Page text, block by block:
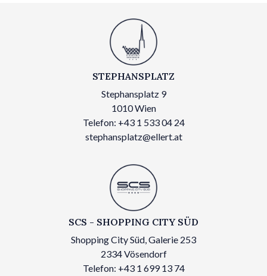
STEPHANSPLATZ
Stephansplatz 9
1010 Wien
Telefon: +43 1 533 04 24
stephansplatz@ellert.at
SCS - SHOPPING CITY SÜD
Shopping City Süd, Galerie 253
2334 Vösendorf
Telefon: +43 1 699 13 74